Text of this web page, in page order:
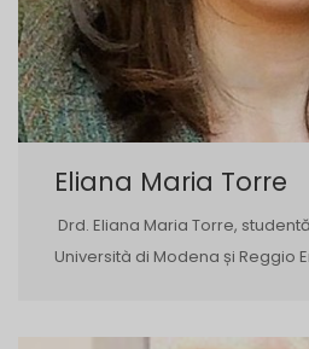
Eliana Maria Torre
Drd. Eliana Maria Torre,
Università di Modena și Reggio